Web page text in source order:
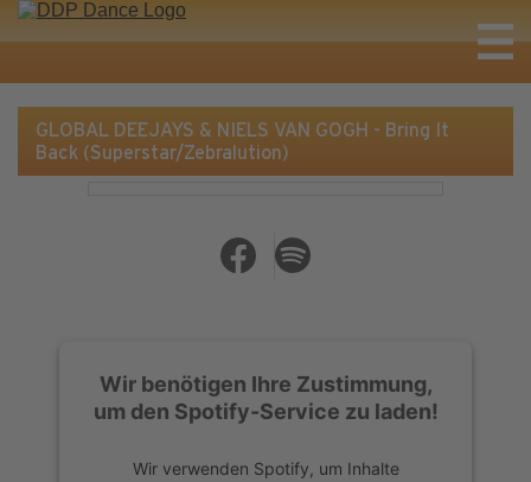
GLOBAL DEEJAYS & NIELS VAN GOGH - Bring It
Back (Superstar/Zebralution)
Wir benötigen Ihre Zustimmung,
um den Spotify-Service zu laden!
Wir verwenden Spotify, um Inhalte